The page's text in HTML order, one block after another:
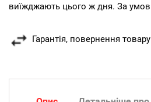
виїжджають цього ж дня. За
Гарантія, повернення товару